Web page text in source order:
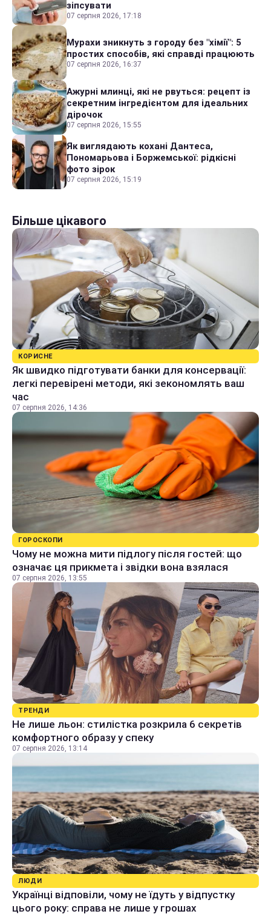
зіпсувати
07 серпня 2026, 17:18
Мурахи зникнуть з городу без "хімії": 5
простих способів, які справді працюють
07 серпня 2026, 16:37
Ажурні млинці, які не рвуться: рецепт із
секретним інгредієнтом для ідеальних
дірочок
07 серпня 2026, 15:55
Як виглядають кохані Дантеса,
Пономарьова і Боржемської: рідкісні
фото зірок
07 серпня 2026, 15:19
Більше цікавого
КОРИСНЕ
Як швидко підготувати банки для консервації:
легкі перевірені методи, які зекономлять ваш
час
07 серпня 2026, 14:36
ГОРОСКОПИ
Чому не можна мити підлогу після гостей: що
означає ця прикмета і звідки вона взялася
07 серпня 2026, 13:55
ТРЕНДИ
Не лише льон: стилістка розкрила 6 секретів
комфортного образу у спеку
07 серпня 2026, 13:14
ЛЮДИ
Українці відповіли, чому не їдуть у відпустку
цього року: справа не лише у грошах